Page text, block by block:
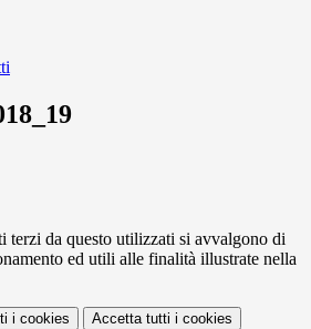
terzi da questo utilizzati si avvalgono di
ed utili alle finalità illustrate nella
i cookies Accetta tutti i cookies